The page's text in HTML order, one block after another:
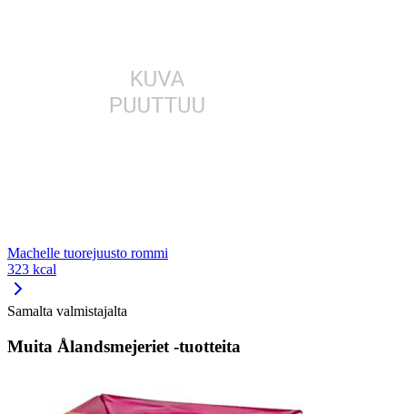
Machelle tuorejuusto rommi
323 kcal
Samalta valmistajalta
Muita Ålandsmejeriet -tuotteita